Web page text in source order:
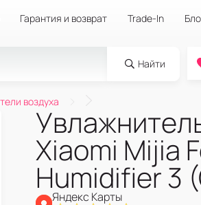
Гарантия и возврат Trade-In
Найти
воздуха
Xiaomi Mijia
Humidifier 3
Яндекс Карты